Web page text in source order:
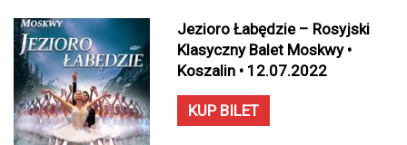
Jezioro Łabędzie – Rosyjski
Klasyczny Balet Moskwy •
Koszalin • 12.07.2022
KUP BILET